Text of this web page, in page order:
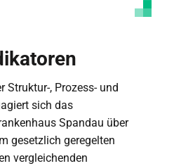
Struktur-, Prozess- und
sich das
Spandau über
gesetzlich geregelten
vergleichenden